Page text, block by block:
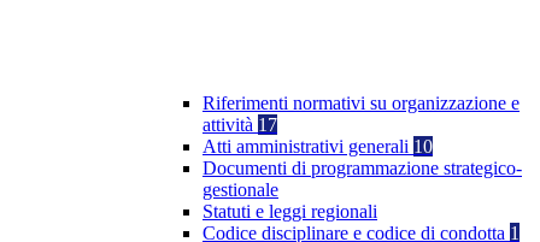
Riferimenti normativi su organizzazione e
attività 17
Atti amministrativi generali 10
Documenti di programmazione strategico-
gestionale
Statuti e leggi regionali
Codice disciplinare e codice di condotta 1